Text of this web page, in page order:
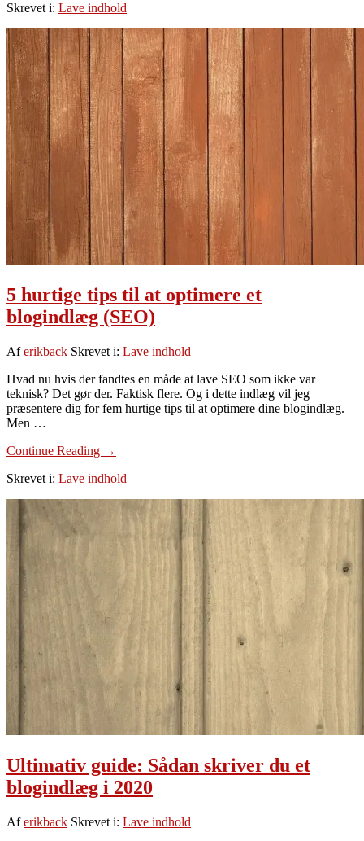
følelser
du
skriver
Skrevet i: Lave indhold
5 hurtige tips til at optimere et
blogindlæg (SEO)
Aferikback Skrevet i: Lave indhold
Hvad nu hvis der fandtes en måde at lave SEO som ikke var
teknisk? Det gør der. Faktisk flere. Og i dette indlæg vil jeg
præsentere dig for fem hurtige tips til at optimere dine blogindlæg.
Men …
Continue Reading om
hurtige
optimere
(SEO)
→
Skrevet i: Lave indhold
Ultimativ guide: Sådan skriver du et
blogindlæg i 2020
Aferikback Skrevet i: Lave indhold